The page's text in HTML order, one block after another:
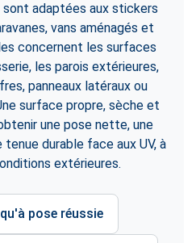
adaptées aux stickers
vans aménagés et
concernent les surfaces
les parois extérieures,
panneaux latéraux ou
surface propre, sèche et
une pose nette, une
durable face aux UV, à
extérieures.
pose réussie